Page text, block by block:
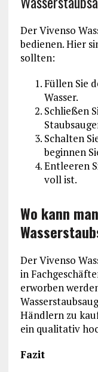
Der Vivenso
bedienen. Hier
sollten:
Füllen Sie
Wasser.
Schließen
Schalten
beginnen
Entleeren
voll ist.
Wo kann
Der Vivenso
in
erworben
Händlern zu
ein qualitativ
Fazit